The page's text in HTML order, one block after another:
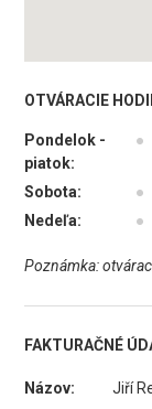
OTVÁRACIE
Pondelok -
piatok:
●
Sobota: ●
Nedeľa:
●
Poznámka:
FAKTURAČNÉ
Názov:
Jiří